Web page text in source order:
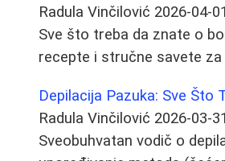
Radula Vinčilović 2026-04-01
Sve što treba da znate o
recepte i stručne savete
Depilacija Pazuka: Sve Što
Radula Vinčilović 2026-03-31
Sveobuhvatan vodič o